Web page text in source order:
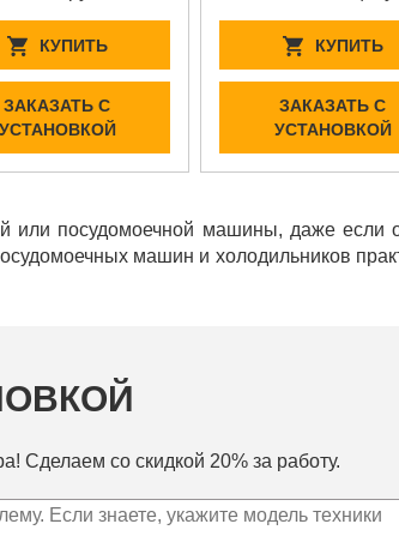
КУПИТЬ
ЗАКАЗАТЬ С
УСТАНОВКОЙ
КУПИТЬ
ЗАКАЗАТЬ С
УСТАНОВКОЙ
или посудомоечной машины, даже если
машин и холодильников
Сделаем со скидкой 20% за работу.